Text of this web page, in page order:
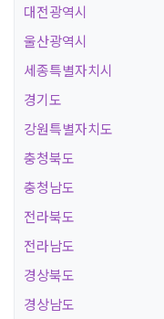
대전광역시
울산광역시
세종특별자치시
경기도
강원특별자치도
충청북도
충청남도
전라북도
전라남도
경상북도
경상남도